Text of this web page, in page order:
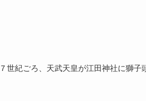
紀ごろ、天武天皇が江田神社に獅子